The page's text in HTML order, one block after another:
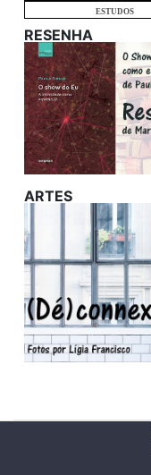
ESTUDOS
RESENHA
ARTES